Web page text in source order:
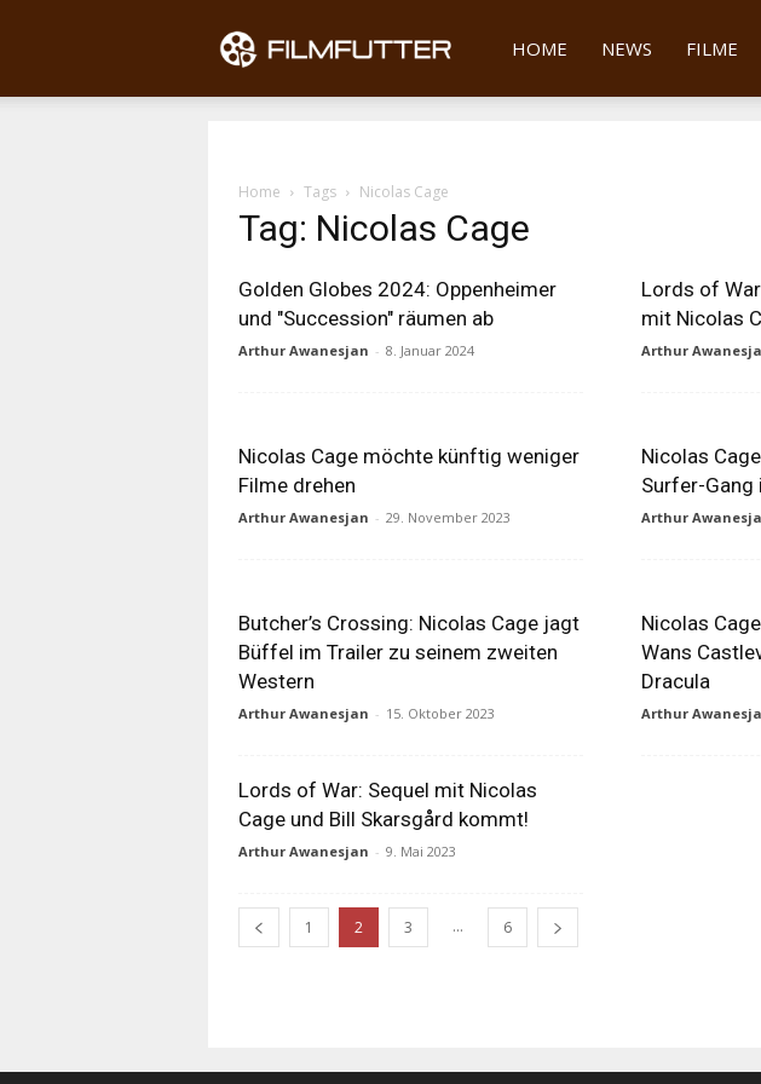
Filmfutter
HOME NEWS FILME
Home Tags Nicolas Cage
Tag: Nicolas Cage
Golden Globes 2024: Oppenheimer
und "Succession" räumen ab
Arthur Awanesjan - 8. Januar 2024
Lords of
mit Nicolas
Arthur
Nicolas Cage möchte künftig weniger
Filme drehen
Arthur Awanesjan - 29. November 2023
Nicolas
Surfer-Gang
Arthur
Butcher’s Crossing: Nicolas Cage jagt
Büffel im Trailer zu seinem zweiten
Western
Arthur Awanesjan - 15. Oktober 2023
Nicolas
Wans
Dracula
Arthur
Lords of War: Sequel mit Nicolas
Cage und Bill Skarsgård kommt!
Arthur Awanesjan - 9. Mai 2023
1 2 3 ... 6